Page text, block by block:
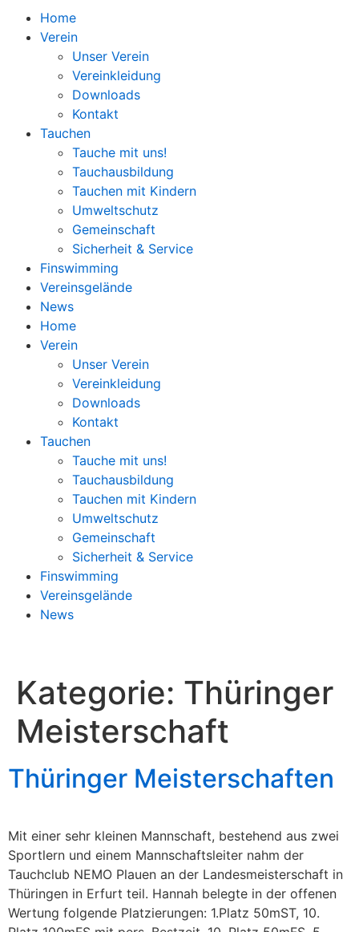
Home
Verein
Unser Verein
Vereinkleidung
Downloads
Kontakt
Tauchen
Tauche mit uns!
Tauchausbildung
Tauchen mit Kindern
Umweltschutz
Gemeinschaft
Sicherheit & Service
Finswimming
Vereinsgelände
News
Home
Verein
Unser Verein
Vereinkleidung
Downloads
Kontakt
Tauchen
Tauche mit uns!
Tauchausbildung
Tauchen mit Kindern
Umweltschutz
Gemeinschaft
Sicherheit & Service
Finswimming
Vereinsgelände
News
Kategorie: Thüringer
Meisterschaft
Thüringer Meisterschaften
Mit einer sehr kleinen Mannschaft, bestehend aus zwei
Sportlern und einem Mannschaftsleiter nahm der
Tauchclub NEMO Plauen an der Landesmeisterschaft in
Thüringen in Erfurt teil. Hannah belegte in der offenen
Wertung folgende Platzierungen: 1.Platz 50mST, 10.